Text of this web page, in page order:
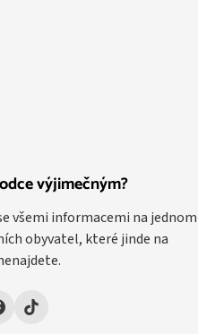
výjimečným?
všemi informacemi na jednom
obyvatel, které jinde na